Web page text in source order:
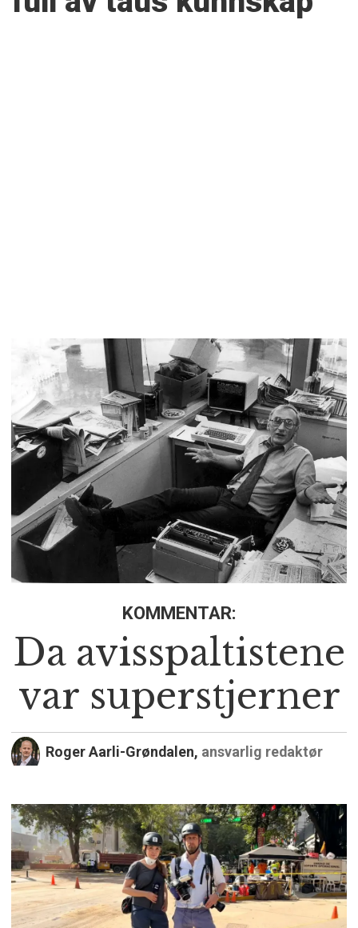
KOMMENTAR:
Da avisspaltistene
var superstjerner
Roger Aarli-Grøndalen, ansvarlig redaktør